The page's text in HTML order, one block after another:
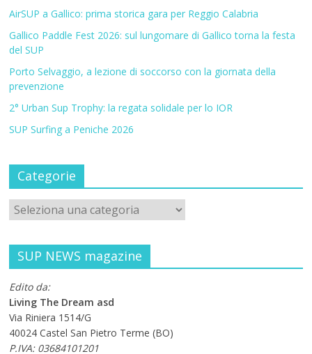
AirSUP a Gallico: prima storica gara per Reggio Calabria
Gallico Paddle Fest 2026: sul lungomare di Gallico torna la festa
del SUP
Porto Selvaggio, a lezione di soccorso con la giornata della
prevenzione
2° Urban Sup Trophy: la regata solidale per lo IOR
SUP Surfing a Peniche 2026
Categorie
SUP NEWS magazine
Edito da:
Living The Dream asd
Via Riniera 1514/G
40024 Castel San Pietro Terme (BO)
P.IVA: 03684101201